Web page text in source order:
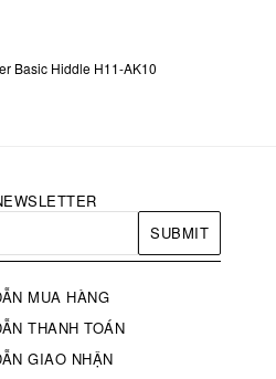
Basic Hiddle H11-AK10
SUBMIT
MUA HÀNG
THANH TOÁN
GIAO NHẬN